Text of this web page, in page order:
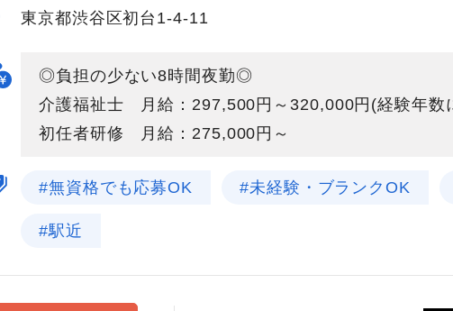
東京都渋谷区初台1-4-11
◎負担の少ない8時間夜勤◎
介護福祉士 月給：297,500円～320,000円(経験年数
初任者研修 月給：275,000円～
#無資格でも応募OK #未経験・ブランクOK
#駅近